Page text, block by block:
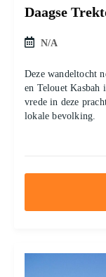
Daagse
N/A
Deze wandeltocht
en Telouet Kasbah
vrede in deze
lokale bevolking.